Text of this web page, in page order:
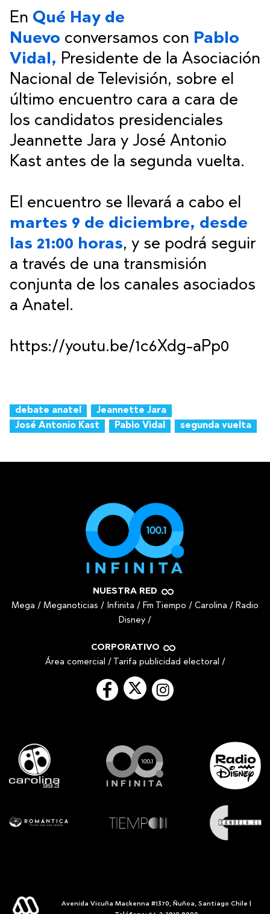
En Qué Hay de
Nuevo conversamos con Pablo
Vidal, Presidente de la Asociación
Nacional de Televisión, sobre el
último encuentro cara a cara de
los candidatos presidenciales
Jeannette Jara y José Antonio
Kast antes de la segunda vuelta.
El encuentro se llevará a cabo el
martes 9 de diciembre, desde
las 21:00 horas, y se podrá seguir
a través de una transmisión
conjunta de los canales asociados
a Anatel.
https://youtu.be/1c6Xdg-aPp0
debate anatel
Jeannette Jara
José Antonio Kast
Pablo Vidal segunda vuelta
NUESTRA RED
Mega / Meganoticias / Infinita / Fm Tiempo / Carolina / Radio
Disney /
CORPORATIVO
Área comercial / Tarifa publicidad electoral /
Avenida Vicuña Mackenna #1370, Ñuñoa, Santiago Chile |